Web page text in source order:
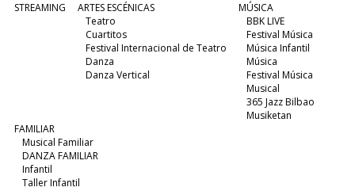
STREAMING
ARTES ESCÉNICAS
Teatro
Cuartitos
Festival Internacional de Teatro
Danza
Danza Vertical
MÚSICA
BBK LIVE
Festival Música
Música Infantil
Música
Festival Música
Musical
365 Jazz Bilbao
Musiketan
FAMILIAR
Musical Familiar
DANZA FAMILIAR
Infantil
Taller Infantil